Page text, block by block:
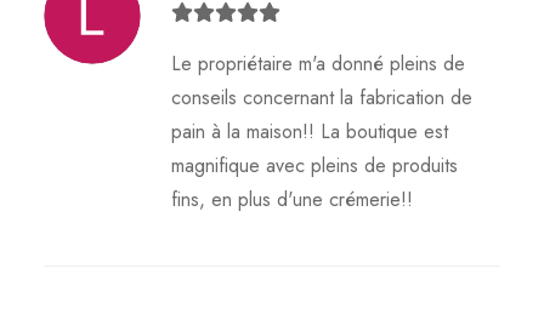
Le propriétaire m'a donné pleins de
conseils concernant la fabrication de
pain à la maison!! La boutique est
magnifique avec pleins de produits
fins, en plus d'une crémerie!!